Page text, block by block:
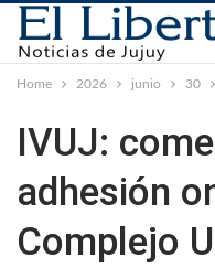
Home 2026 junio 30
IVUJ:
adhesión
Complejo